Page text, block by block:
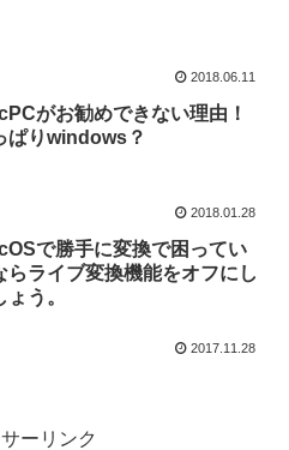
2018.06.11
がお勧めできない理由！
ぱりwindows？
2018.01.28
で勝手に変換で困ってい
らライブ変換機能をオフにし
ょう。
2017.11.28
ーリンク